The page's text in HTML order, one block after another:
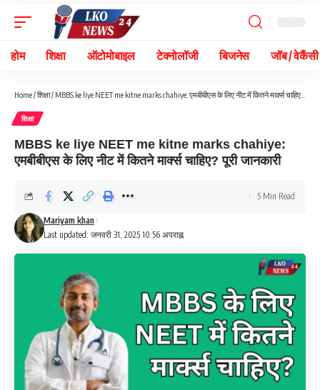
होम शिक्षा ऑटोमोबाइल टेक्नोलॉजी बिजनेस जॉब / वेकैंसी
Home/शिक्षा/ MBBS ke liye NEET me kitne marks chahiye: एमबीबीएस के लिए नीट में कितने मार्क्स चाहिए? पूरी जानकारी
शिक्षा
MBBS ke liye NEET me kitne marks chahiye:
एमबीबीएस के लिए नीट में कितने मार्क्स चाहिए? पूरी जानकारी
Last updated: जनवरी 31, 2025 10:56 अपराह्न
Mariyam khan
5 Min Read